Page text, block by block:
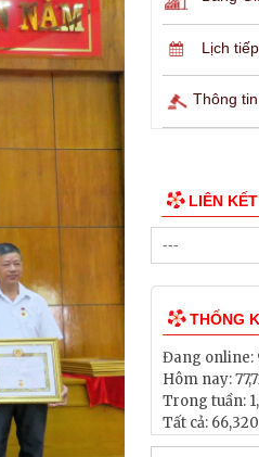
Lịch
Thông
LIÊN
THỐNG
Đang online:
Hôm nay:
Trong tuần:
Tất cả: